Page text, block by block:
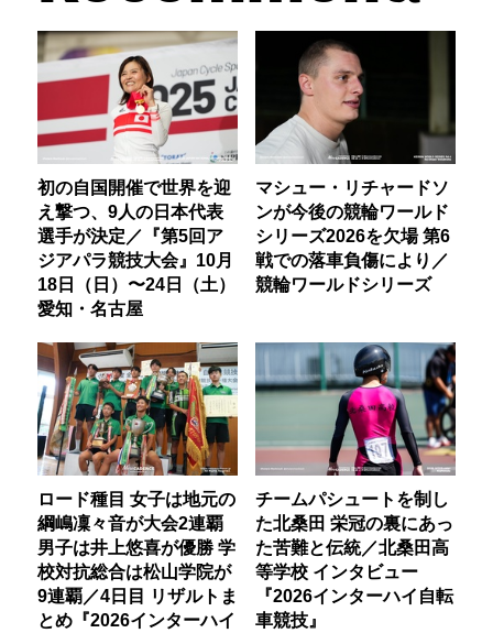
初の自国開催で世界を迎
え撃つ、9人の日本代表
選手が決定／『第5回ア
ジアパラ競技大会』10月
18日（日）〜24日（土）
愛知・名古屋
マシュー・リチャードソ
ンが今後の競輪ワールド
シリーズ2026を欠場 第6
戦での落車負傷により／
競輪ワールドシリーズ
ロード種目 女子は地元の
綱嶋凜々音が大会2連覇
男子は井上悠喜が優勝 学
校対抗総合は松山学院が
9連覇／4日目 リザルトま
とめ『2026インターハイ
チームパシュートを制し
た北桑田 栄冠の裏にあっ
た苦難と伝統／北桑田高
等学校 インタビュー
『2026インターハイ自転
車競技』